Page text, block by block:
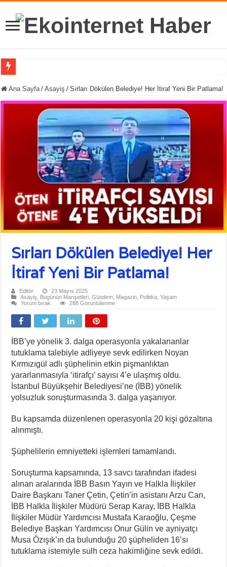
Ana Sayfa / Asayiş / Sırları Dökülen Belediye! Her İtiraf Yeni Bir Patlama!
Sırları Dökülen Belediye! Her
İtiraf Yeni Bir Patlama!
Editör
23 Mayıs 2025
Asayiş
Bugünün Manşetleri ,Gündem Magazin Politika ,Yaşam
Yorum bırak
288 Görüntülenme
İBB’ye yönelik 3. dalga operasyonla yakalananlar
tutuklama talebiyle adliyeye sevk edilirken Noyan
Kırmızıgül adlı şüphelinin etkin pişmanlıktan
yararlanmasıyla ‘itirafçı’ sayısı 4’e ulaşmış oldu.
İstanbul Büyükşehir Belediyesi’ne (İBB) yönelik
yolsuzluk soruşturmasında 3. dalga yaşanıyor.
Bu kapsamda düzenlenen operasyonla 20 kişi gözaltına
alınmıştı.
Şüphelilerin emniyetteki işlemleri tamamlandı.
Soruşturma kapsamında, 13 savcı tarafından ifadesi
alınan aralarında İBB Basın Yayın ve Halkla İlişkiler
Daire Başkanı Taner Çetin, Çetin’in asistanı Arzu Can,
İBB Halkla İlişkiler Müdürü Serap Karay, İBB Halkla
İlişkiler Müdür Yardımcısı Mustafa Karaoğlu, Çeşme
Belediye Başkan Yardımcısı Onur Gülin ve ayniyatçı
Musa Özışık’ın da bulunduğu 20 şüpheliden 16’sı
tutuklama istemiyle sulh ceza hakimliğine sevk edildi.